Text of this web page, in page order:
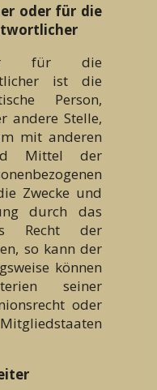
oder für die
für die
ist die
Person,
andere Stelle,
mit anderen
Mittel der
Zwecke und
durch das
Recht der
so kann der
können
seiner
oder